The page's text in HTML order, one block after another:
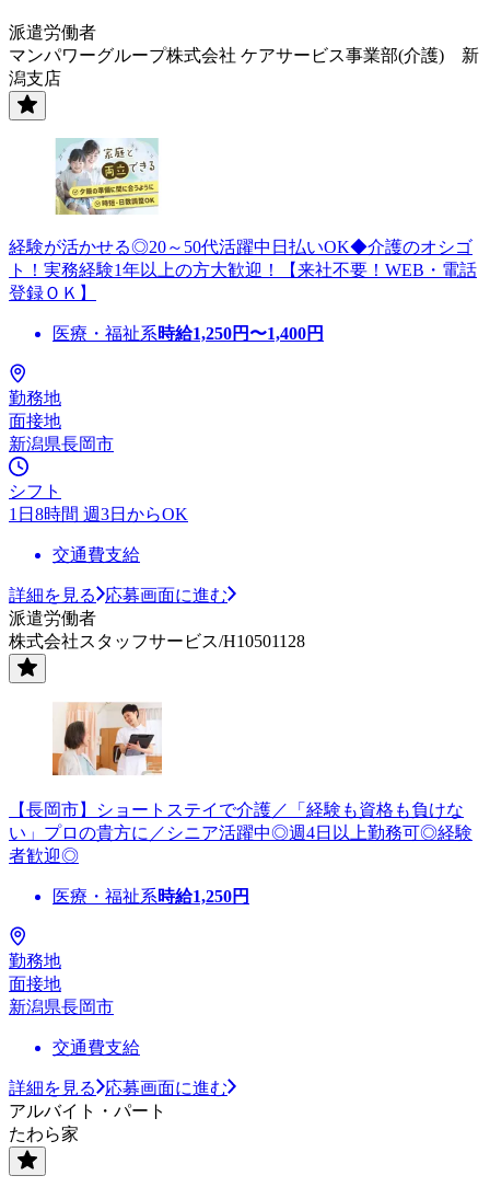
派遣労働者
マンパワーグループ株式会社 ケアサービス事業部(介護) 新
潟支店
経験が活かせる◎20～50代活躍中日払いOK◆介護のオシゴ
ト！実務経験1年以上の方大歓迎！【来社不要！WEB・電話
登録ＯＫ】
医療・福祉系時給1,250円〜1,400円
勤務地
面接地
新潟県長岡市
シフト
1日8時間 週3日からOK
交通費支給
詳細を見る
応募画面に進む
派遣労働者
株式会社スタッフサービス/H10501128
【長岡市】ショートステイで介護／「経験も資格も負けな
い」プロの貴方に／シニア活躍中◎週4日以上勤務可◎経験
者歓迎◎
医療・福祉系時給1,250円
勤務地
面接地
新潟県長岡市
交通費支給
詳細を見る
応募画面に進む
アルバイト・パート
たわら家